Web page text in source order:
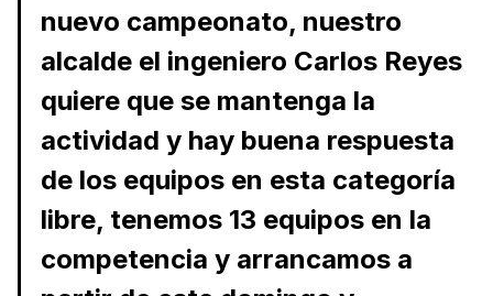
nuevo campeonato, nuestro
alcalde el ingeniero Carlos Reyes
quiere que se mantenga la
actividad y hay buena respuesta
de los equipos en esta categoría
libre, tenemos 13 equipos en la
competencia y arrancamos a